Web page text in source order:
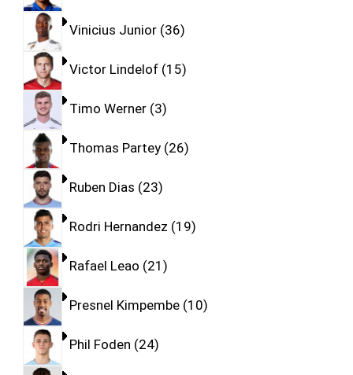
Vinicius Junior 36
Victor Lindelof 15
Timo Werner 3
Thomas Partey 26
Ruben Dias 23
Rodri Hernandez 19
Rafael Leao 21
Presnel Kimpembe 10
Phil Foden 24